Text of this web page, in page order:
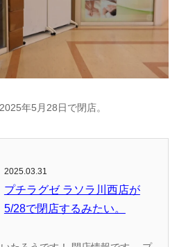
年5月28日で閉店。
2025.03.31
プチラグゼ ラソラ川西店が
5/28で閉店するみたい。